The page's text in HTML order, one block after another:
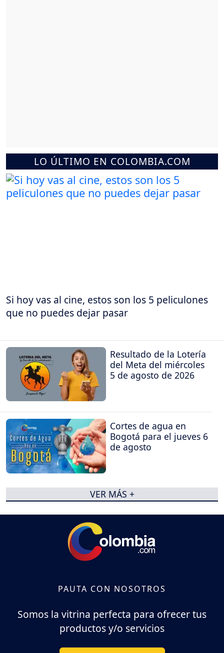
LO ÚLTIMO EN COLOMBIA.COM
Si hoy vas al cine, estos son los 5 peliculones
que no puedes dejar pasar
Resultado de la Lotería
del Meta del miércoles
5 de agosto de 2026
Cortes de agua en
Bogotá para el jueves 6
de agosto
VER MÁS +
PAUTA CON NOSOTROS
Somos la vitrina perfecta para ofrecer tus
productos y/o servicios